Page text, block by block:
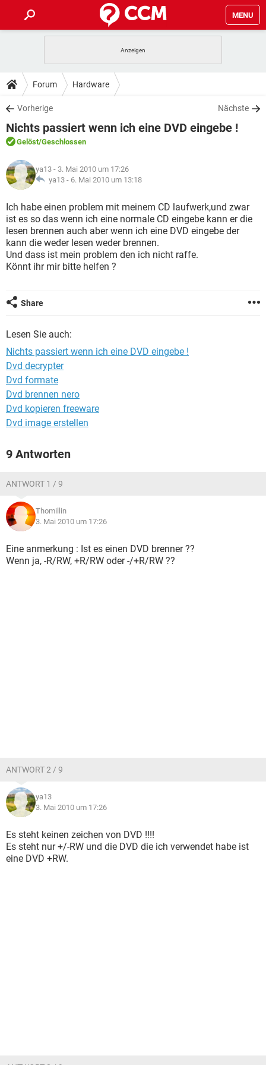
MENU
ANDROID
WINDOWS 10
WHATSAPP TIKTOK
FACEBOOK
TIPPS & TRICKS
SPIELE
WINDOWS 10
WHATSAPP
FACEBOOK
DOWNLOADS
SPIELE STREAMING
ANDROID
WINDOWS 10
WHATSAPP
FACEBOOK HARDWARE
FORUM
SPIELE
ANDROID
WHATSAPP TIKTOK
FACEBOOK HARDWARE
LEXIKON
SPIELE
ANDROID IOS
WINDOWS 10 INSTAGRAM
WHATSAPP TIKTOK
FACEBOOK
Forum Hardware
Vorherige Nächste
Nichts passiert wenn ich eine DVD eingebe !
Gelöst/Geschlossen
ya13 - 3. Mai 2010 um 17:26
ya13 - 6. Mai 2010 um 13:18
Ich habe einen problem mit meinem CD laufwerk,und zwar
ist es so das wenn ich eine normale CD eingebe kann er die
lesen brennen auch aber wenn ich eine DVD eingebe der
kann die weder lesen weder brennen.
Und dass ist mein problem den ich nicht raffe.
Könnt ihr mir bitte helfen ?
Share
Lesen Sie auch:
Nichts passiert wenn ich eine DVD eingebe !
Dvd decrypter
Dvd formate
Dvd brennen nero
Dvd kopieren freeware
Dvd image erstellen
9 Antworten
ANTWORT 1 / 9
Thomillin
3. Mai 2010 um 17:26
Eine anmerkung : Ist es einen DVD brenner ??
Wenn ja, -R/RW, +R/RW oder -/+R/RW ??
ANTWORT 2 / 9
ya13
3. Mai 2010 um 17:26
Es steht keinen zeichen von DVD !!!!
Es steht nur +/-RW und die DVD die ich verwendet habe ist
eine DVD +RW.